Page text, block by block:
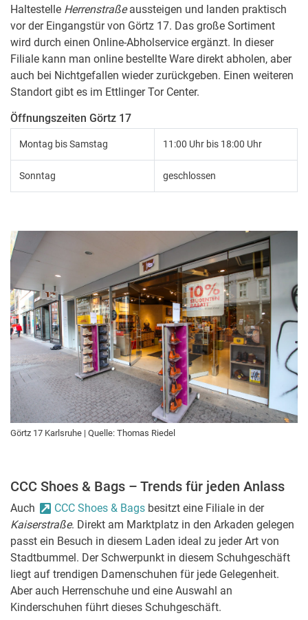
Haltestelle Herrenstraßeaussteigen und landen praktisch
vor der Eingangstür von Görtz 17. Das große Sortiment
wird durch einen Online-Abholservice ergänzt. In dieser
Filiale kann man online bestellte Ware direkt abholen, aber
auch bei Nichtgefallen wieder zurückgeben. Einen weiteren
Standort gibt es im Ettlinger Tor Center.
Öffnungszeiten Görtz 17
Montag bis Samstag 11:00 Uhr bis 18:00 Uhr
Sonntag geschlossen
Görtz 17 Karlsruhe | Quelle: Thomas Riedel
CCC Shoes & Bags – Trends für jeden Anlass
Auch CCC Shoes & Bags besitzt eine Filiale in der
Kaiserstraße. Direkt am Marktplatz in den Arkaden gelegen
passt ein Besuch in diesem Laden ideal zu jeder Art von
Stadtbummel. Der Schwerpunkt in diesem Schuhgeschäft
liegt auf trendigen Damenschuhen für jede Gelegenheit.
Aber auch Herrenschuhe und eine Auswahl an
Kinderschuhen führt dieses Schuhgeschäft.